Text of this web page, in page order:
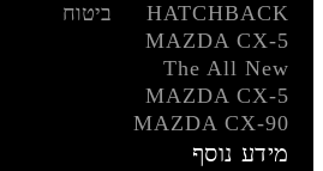
HATCHBACK
MAZDA CX-5
The All New
MAZDA CX-5
MAZDA CX-90
ביטוח
מידע נוסף